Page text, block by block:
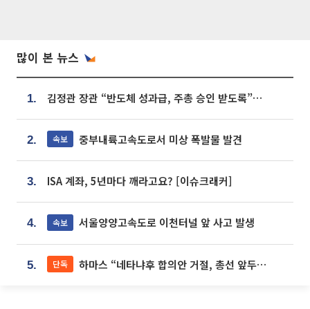
많이 본 뉴스
1. 김정관 장관 “반도체 성과급, 주총 승인 받도록”…상법·자본시장법 개정 시사
2. 속보 중부내륙고속도로서 미상 폭발물 발견
3. ISA 계좌, 5년마다 깨라고요? [이슈크래커]
4. 속보 서울양양고속도로 이천터널 앞 사고 발생
5. 단독 하마스 “네타냐후 합의안 거절, 총선 앞두고 시간 끌기”